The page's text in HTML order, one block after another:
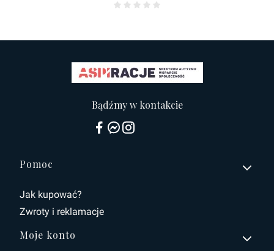
Bądźmy w kontakcie
Linki w stopce
Pomoc
Jak kupować?
Zwroty i reklamacje
Moje konto